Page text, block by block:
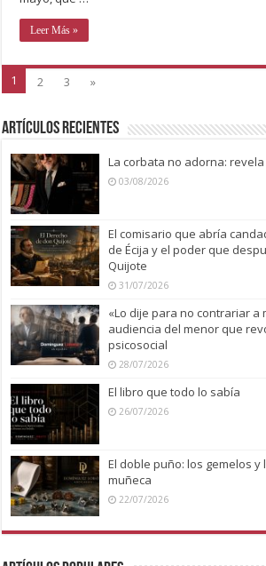
Leer Más »
1 2 3 »
Artículos recientes
La corbata no adorna:
03/08/2026
El comisario que abría
de Écija y el poder que
Quijote
31/07/2026
«Lo dije para no contrariar a
audiencia del menor que
psicosocial
28/07/2026
El libro que todo lo sabía
26/07/2026
El doble puño: los gemelos y
muñeca
22/07/2026